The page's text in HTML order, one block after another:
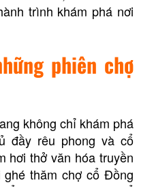
trình khám phá nơi
phiên chợ
không chỉ khám phá
đầy rêu phong và cổ
hơi thở văn hóa truyền
thăm chợ cổ Đồng